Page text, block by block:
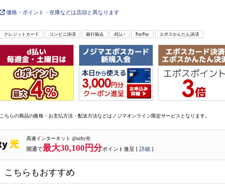
価格・ポイント・在庫などは店頭と異なります
クレジットカード コンビニ決済 銀行振込 d払い PayPay エポスかんたん決済
こちらの商品の価格・お支払方法・配送方法などはノジマオンライン限定サービスとなります。
高速インターネット @nifty光
開通で最大30,100円分ポイント進呈 [ 詳細 ]
こちらもおすすめ